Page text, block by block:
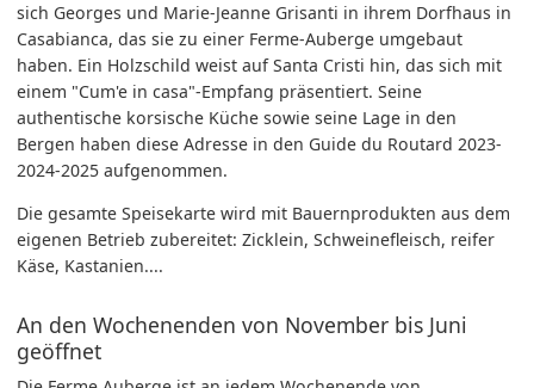
sich Georges und Marie-Jeanne Grisanti in ihrem Dorfhaus in
Casabianca, das sie zu einer Ferme-Auberge umgebaut
haben. Ein Holzschild weist auf Santa Cristi hin, das sich mit
einem "Cum'e in casa"-Empfang präsentiert. Seine
authentische korsische Küche sowie seine Lage in den
Bergen haben diese Adresse in den Guide du Routard 2023-
2024-2025 aufgenommen.
Die gesamte Speisekarte wird mit Bauernprodukten aus dem
eigenen Betrieb zubereitet: Zicklein, Schweinefleisch, reifer
Käse, Kastanien....
An den Wochenenden von November bis Juni
geöffnet